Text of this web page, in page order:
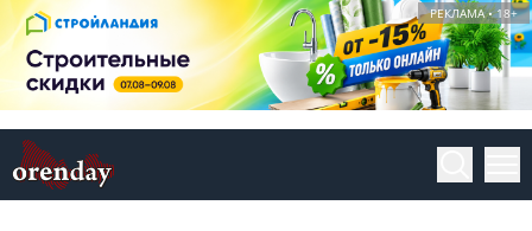
РЕКЛАМА • 18+